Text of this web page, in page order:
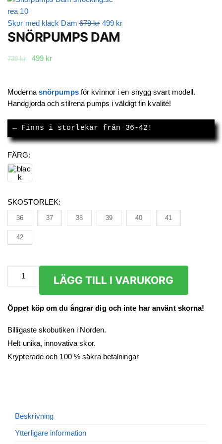
Skor med klack Dam 679kr Det
ursprungliga
499 krDet
SNÖRPUMPS DAM
739kr
Det
var:
739 kr.
499 krDet
är:
499 kr.
Moderna snörpumpsför kvinnor i en snygg svart modell.
Handgjorda och stilrena pumps i väldigt fin kvalité!
→ Finns i storlekar från 36-42!
FÄRG:
SKOSTORLEK:
36 37 38 39 40 41
42
LÄGG TILL I VARUKORG
Öppet köp om du ångrar dig och inte har använt skorna!
Billigaste skobutiken i Norden.
Helt unika, innovativa skor.
Krypterade och 100 % säkra betalningar
Beskrivning
Ytterligare information